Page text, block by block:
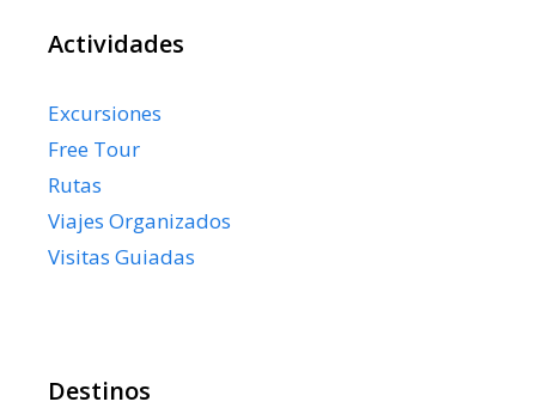
Actividades
Excursiones
Free Tour
Rutas
Viajes Organizados
Visitas Guiadas
Destinos